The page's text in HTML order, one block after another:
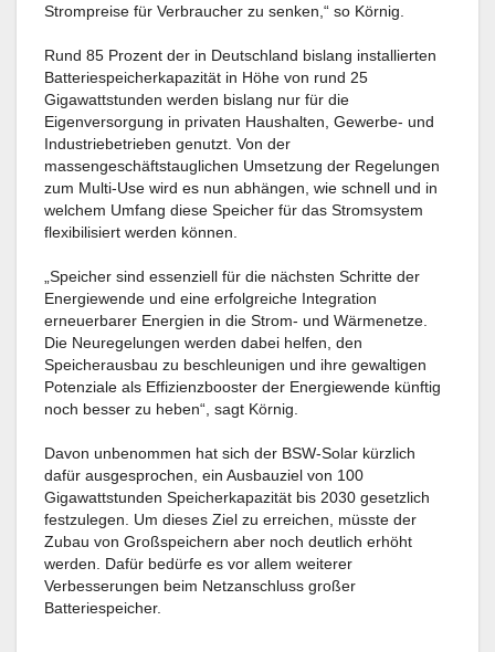
Strompreise für Verbraucher zu senken,“ so Körnig.
Rund 85 Prozent der in Deutschland bislang installierten
Batteriespeicherkapazität in Höhe von rund 25
Gigawattstunden werden bislang nur für die
Eigenversorgung in privaten Haushalten, Gewerbe- und
Industriebetrieben genutzt. Von der
massengeschäftstauglichen Umsetzung der Regelungen
zum Multi-Use wird es nun abhängen, wie schnell und in
welchem Umfang diese Speicher für das Stromsystem
flexibilisiert werden können.
„Speicher sind essenziell für die nächsten Schritte der
Energiewende und eine erfolgreiche Integration
erneuerbarer Energien in die Strom- und Wärmenetze.
Die Neuregelungen werden dabei helfen, den
Speicherausbau zu beschleunigen und ihre gewaltigen
Potenziale als Effizienzbooster der Energiewende künftig
noch besser zu heben“, sagt Körnig.
Davon unbenommen hat sich der BSW-Solar kürzlich
dafür ausgesprochen, ein Ausbauziel von 100
Gigawattstunden Speicherkapazität bis 2030 gesetzlich
festzulegen. Um dieses Ziel zu erreichen, müsste der
Zubau von Großspeichern aber noch deutlich erhöht
werden. Dafür bedürfe es vor allem weiterer
Verbesserungen beim Netzanschluss großer
Batteriespeicher.